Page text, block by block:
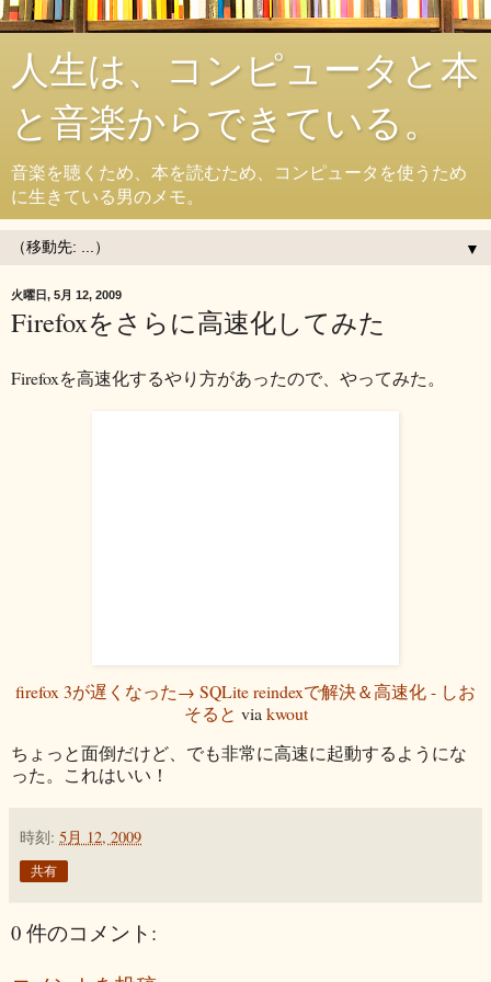
人生は、コンピュータと本
と音楽からできている。
音楽を聴くため、本を読むため、コンピュータを使うため
に生きている男のメモ。
▼
火曜日, 5月 12, 2009
Firefoxをさらに高速化してみた
Firefoxを高速化するやり方があったので、やってみた。
firefox 3が遅くなった→ SQLite reindexで解決＆高速化 - しお
そると via kwout
ちょっと面倒だけど、でも非常に高速に起動するようにな
った。これはいい！
時刻: 5月 12, 2009
共有
0 件のコメント: